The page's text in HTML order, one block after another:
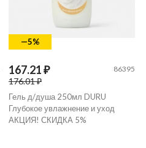
—5%
167.21 ₽
176.01 ₽
86395
Гель д/душа 250мл DURU
Глубокое увлажнение и уход
АКЦИЯ! СКИДКА 5%